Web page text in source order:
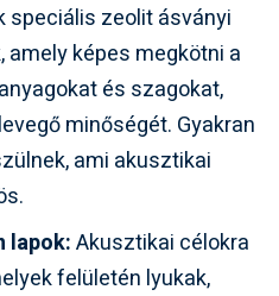
speciális zeolit ásványi
képes megkötni a
és szagokat,
minőségét. Gyakran
ami akusztikai
lapok:Akusztikai célokra
felületén lyukak,